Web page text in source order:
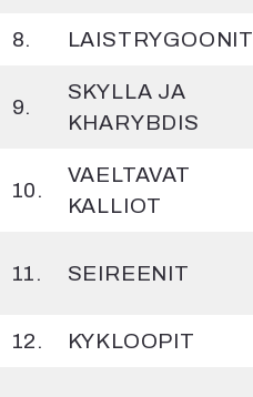
8. LAISTRYGOONIT
9.
SKYLLA JA
KHARYBDIS
10.
VAELTAVAT
KALLIOT
11. SEIREENIT
12. KYKLOOPIT